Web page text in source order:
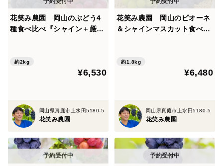
花笑み農園 岡山のぶどう4
種食べ比べ『シャイン＋厳選
約2kg
¥6,530
岡山県真庭市上水田5180-5
花笑み農園
花笑み農園 岡山のピオーネ
＆シャインマスカット食べ比
約1.8kg
¥6,480
岡山県真庭市上水田5180-5
花笑み農園